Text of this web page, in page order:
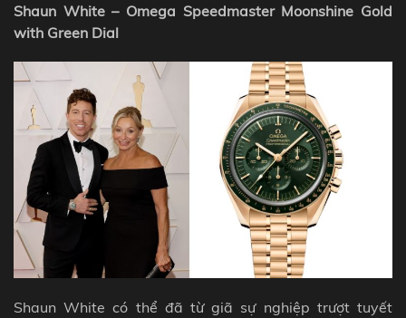
Shaun White – Omega Speedmaster Moonshine Gold
with Green Dial
Shaun White có thể đã từ giã sự nghiệp trượt tuyết